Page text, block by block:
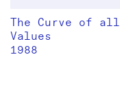
The Curve of all
Values
1988